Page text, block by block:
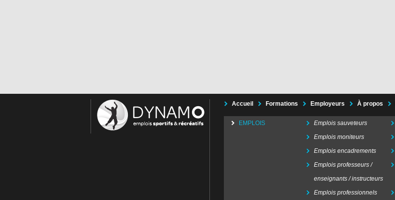
Accueil Formations Employeurs À propos
EMPLOIS Emplois sauveteurs
Emplois moniteurs
Emplois encadrements
Emplois professeurs /
enseignants / instructeurs
Emplois professionnels